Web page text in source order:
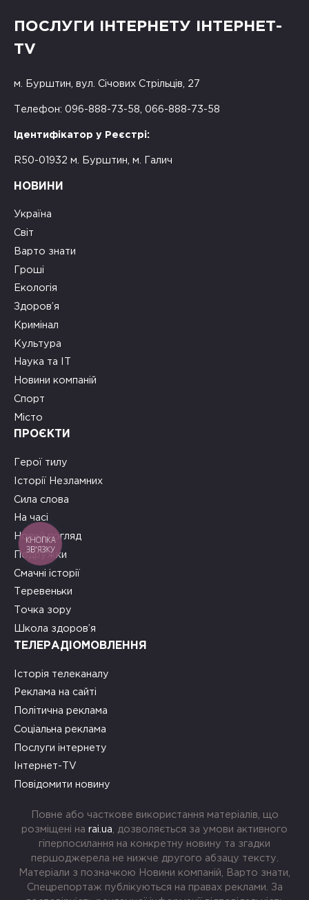
ПОСЛУГИ ІНТЕРНЕТУ ІНТЕРНЕТ-
TV
м. Бурштин, вул. Січових Стрільців, 27
Телефон: 096-888-73-58, 066-888-73-58
Ідентифікатор у Реєстрі:
R50-01932 м. Бурштин, м. Галич
НОВИНИ
Україна
Світ
Варто знати
Гроші
Екологія
Здоров’я
Кримінал
Культура
Наука та ІТ
Новини компаній
Спорт
Місто
ПРОЄКТИ
Герої тилу
Історії Незламних
Сила слова
На часі
Новий погляд
Подружки
Смачні історії
Теревеньки
Точка зору
Школа здоров’я
ТЕЛЕРАДІОМОВЛЕННЯ
Історія телеканалу
Реклама на сайті
Політична реклама
Соціальна реклама
Послуги інтернету
Інтернет-TV
Повідомити новину
Повне або часткове використання матеріалів, що
розміщені на rai.ua , дозволяється за умови активного
гіперпосилання на конкретну новину та згадки
першоджерела не нижче другого абзацу тексту.
Матеріали з позначкою Новини компаній, Варто знати,
Спецрепортаж публікуються на правах реклами. За
КНОПКА
ЗВ'ЯЗКУ